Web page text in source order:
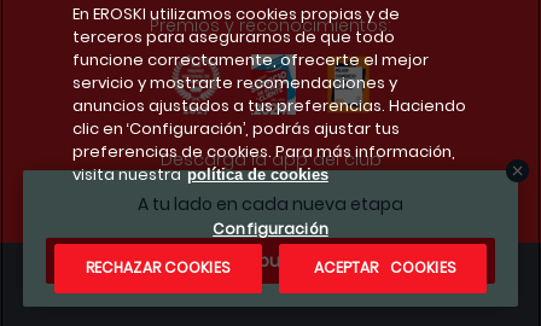
A tu lado en cada nueva etapa
¿Te apuntas?
Premios y reconocimientos:
Descarga la app del club
Condiciones legales
En EROSKI utilizamos cookies propias y de
terceros para asegurarnos de que todo
funcione correctamente, ofrecerte el mejor
servicio y mostrarte recomendaciones y
anuncios ajustados a tus preferencias. Haciendo
clic en ‘Configuración’, podrás ajustar tus
preferencias de cookies. Para más información,
visita nuestra política de cookies
Configuración
RECHAZAR COOKIES
ACEPTAR COOKIES